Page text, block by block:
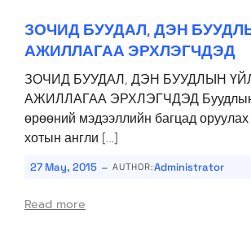
ЗОЧИД БУУДАЛ, ДЭН
АЖИЛЛАГАА ЭРХЛЭГЧДЭД
ЗОЧИД БУУДАЛ, ДЭН БУУДЛЫН
АЖИЛЛАГАА ЭРХЛЭГЧДЭД
өрөөний мэдээллийн багцад
хотын англи […]
27 May, 2015 - AUTHOR:Administrator
Read more